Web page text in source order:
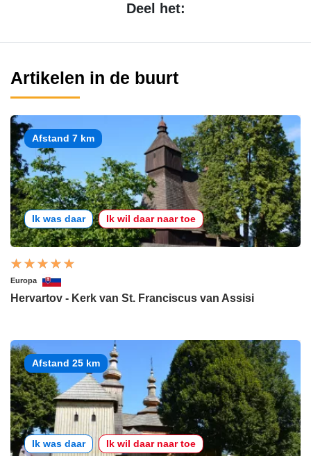
Deel het:
Artikelen in de buurt
Afstand 7 km
Ik was daar Ik wil daar naar toe
Europa
Hervartov - Kerk van St. Franciscus van Assisi
Afstand 25 km
Ik was daar Ik wil daar naar toe